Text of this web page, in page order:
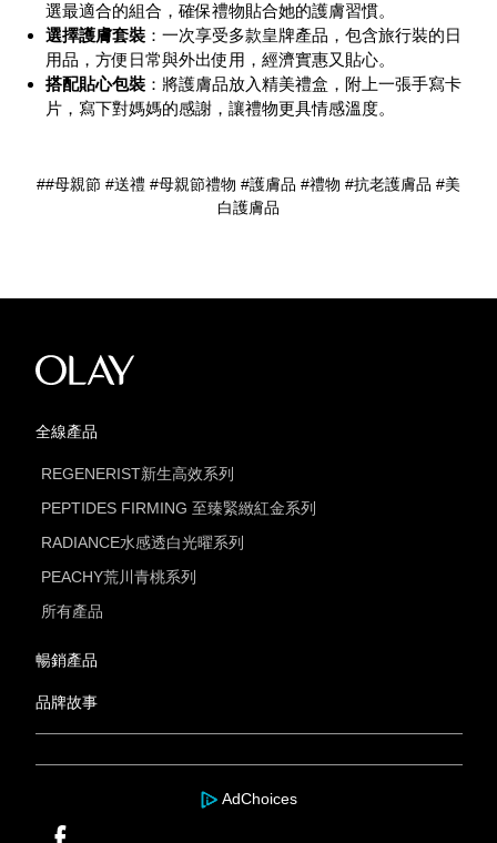
選最適合的組合，確保禮物貼合她的護膚習慣。
選擇護膚套裝 ：一次享受多款皇牌產品，包含旅行裝的日
用品，方便日常與外出使用，經濟實惠又貼心。
搭配貼心包裝 ：將護膚品放入精美禮盒，附上一張手寫卡
片，寫下對媽媽的感謝，讓禮物更具情感溫度。
##母親節 #送禮 #母親節禮物 #護膚品 #禮物 #抗老護膚品 #美
白護膚品
全線產品
REGENERIST新生高效系列
PEPTIDES FIRMING 至臻緊緻紅金系列
RADIANCE水感透白光曜系列
PEACHY荒川青桃系列
所有產品
暢銷產品
品牌故事
AdChoices